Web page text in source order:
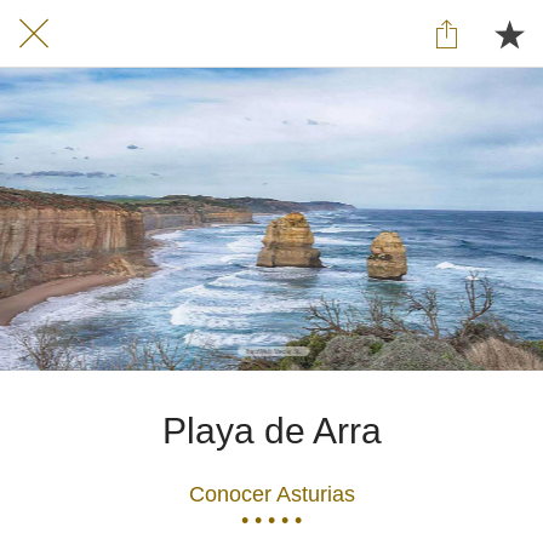
Playa de Arra
Conocer Asturias
• • • • •